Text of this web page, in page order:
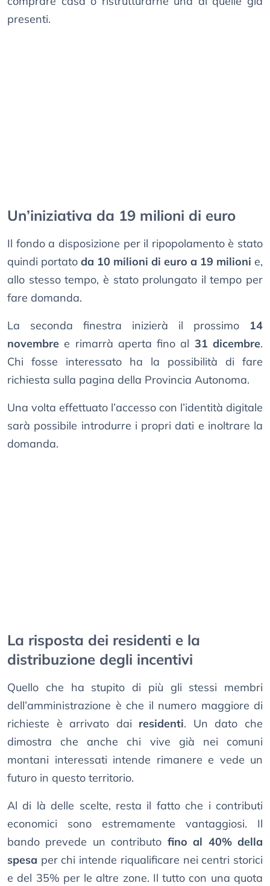
presenti.
Un’iniziativa da 19 milioni di euro
Il fondo a disposizione per il ripopolamento è stato
quindi portato da 10 milioni di euro a 19 milioni e,
allo stesso tempo, è stato prolungato il tempo per
fare domanda.
La seconda finestra inizierà il prossimo 14
novembre e rimarrà aperta fino al 31 dicembre.
Chi fosse interessato ha la possibilità di fare
richiesta sulla pagina della Provincia Autonoma.
Una volta effettuato l’accesso con l’identità digitale
sarà possibile introdurre i propri dati e inoltrare la
domanda.
La risposta dei residenti e la
distribuzione degli incentivi
Quello che ha stupito di più gli stessi membri
dell’amministrazione è che il numero maggiore di
richieste è arrivato dai residenti. Un dato che
dimostra che anche chi vive già nei comuni
montani interessati intende rimanere e vede un
futuro in questo territorio.
Al di là delle scelte, resta il fatto che i contributi
economici sono estremamente vantaggiosi. Il
bando prevede un contributo fino al 40% della
spesa per chi intende riqualificare nei centri storici
e del 35% per le altre zone. Il tutto con una quota